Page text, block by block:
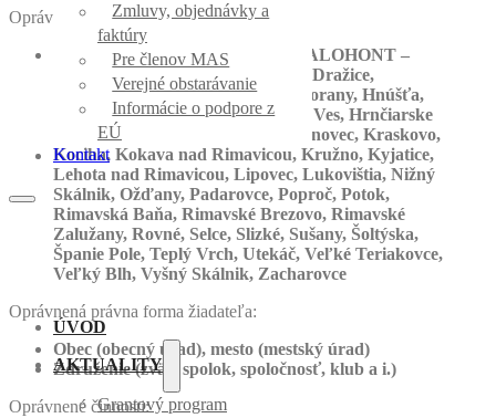
Zmluvy, objednávky a
faktúry
Pre členov MAS
Verejné obstarávanie
Informácie o podpore z
EÚ
Kontakt
ÚVOD
AKTUALITY
Grantový program
Oprávnené miesta realizácie:
obce zahrnuté do územia MAS MALOHONT –
Babinec, Budikovany, Čerenčany, Dražice,
Drienčany, Ďubákovo, Horné Zahorany, Hnúšťa,
Hostišovce, Hrachovo, Hrnčiarska Ves, Hrnčiarske
Zalužany, Hrušovo, Chvalová, Klenovec, Kraskovo,
Kociha, Kokava nad Rimavicou, Kružno, Kyjatice,
Lehota nad Rimavicou, Lipovec, Lukovištia, Nižný
Skálnik, Ožďany, Padarovce, Poproč, Potok,
Rimavská Baňa, Rimavské Brezovo, Rimavské
Zalužany, Rovné, Selce, Slizké, Sušany, Šoltýska,
Španie Pole, Teplý Vrch, Utekáč, Veľké Teriakovce,
Veľký Blh, Vyšný Skálnik, Zacharovce
Oprávnená právna forma žiadateľa:
Obec (obecný úrad), mesto (mestský úrad)
Združenie (zväz, spolok, spoločnosť, klub a i.)
Oprávnené činnosti: